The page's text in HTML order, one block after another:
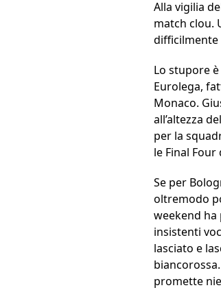
Alla vigilia
match clou.
difficilmente
Lo stupore
Eurolega,
Monaco.
all’altezza
per la
le Final
Se per
oltremodo
weekend ha
insistenti
lasciato e
promette